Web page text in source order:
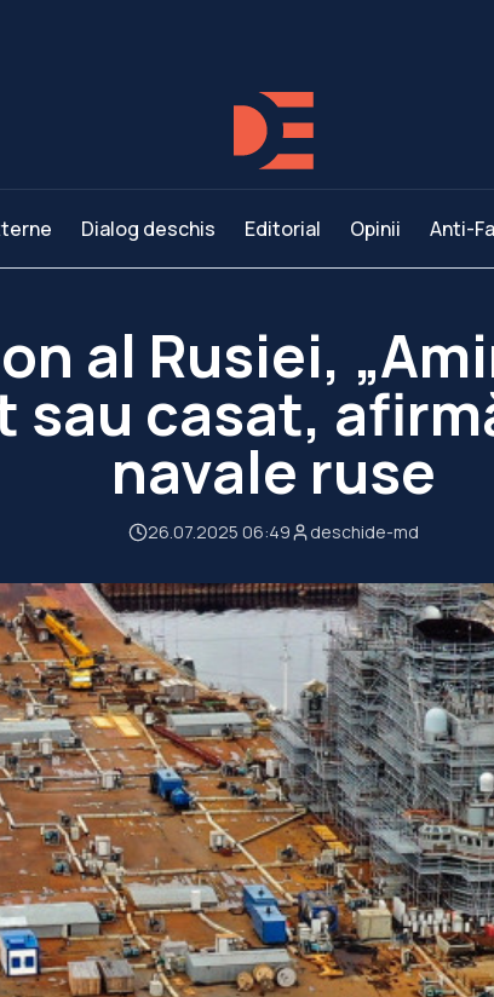
Dialog deschis Editorial Opinii Anti-
al Rusiei,
sau casat,
navale ruse
26.07.2025 06:49 deschide-md